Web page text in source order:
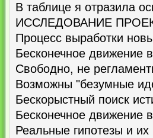
В таблице я отразила
ИССЛЕДОВАНИЕ
Процесс выработки
Бесконечное движение
Свободно, не
Возможны "безумные
Бескорыстный поиск
Бесконечное движение
Реальные гипотезы и их